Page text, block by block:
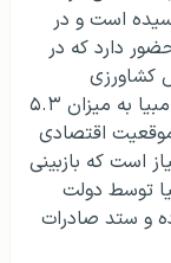
دلار رسیده است و در
حضور دارد که در
در بخش کشاورزی
فعالیت دارند. وضعیت نرخ تورم در کشور گامبیا به میزان ۵.۳
اقتصادی
است که بازبینی
توسط دولت
و ستد صادرات